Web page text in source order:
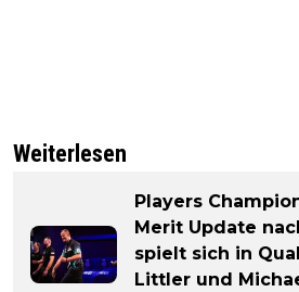
Weiterlesen
Players
Merit Update
spielt sich in
Littler und